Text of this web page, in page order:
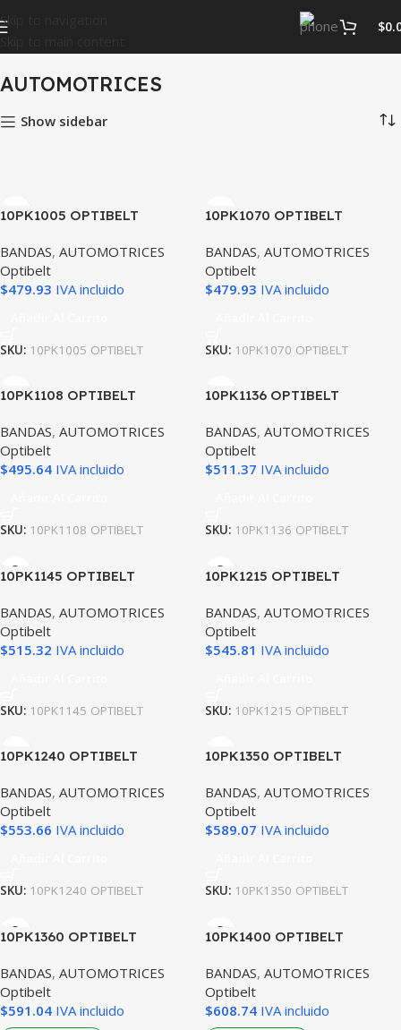
Skip to navigation
$
AUTOMOTRICES
Show sidebar
10PK1005 OPTIBELT
BANDAS, AUTOMOTRICES
Optibelt
$479.93 IVA incluido
SKU: 10PK1005 OPTIBELT
10PK1070 OPTIBELT
BANDAS, AUTOMOTRICES
Optibelt
$479.93 IVA incluido
SKU: 10PK1070 OPTIBELT
10PK1108 OPTIBELT
BANDAS, AUTOMOTRICES
Optibelt
$495.64 IVA incluido
SKU: 10PK1108 OPTIBELT
10PK1136 OPTIBELT
BANDAS, AUTOMOTRICES
Optibelt
$511.37 IVA incluido
SKU: 10PK1136 OPTIBELT
10PK1145 OPTIBELT
BANDAS, AUTOMOTRICES
Optibelt
$515.32 IVA incluido
SKU: 10PK1145 OPTIBELT
10PK1215 OPTIBELT
BANDAS, AUTOMOTRICES
Optibelt
$545.81 IVA incluido
SKU: 10PK1215 OPTIBELT
10PK1240 OPTIBELT
BANDAS, AUTOMOTRICES
Optibelt
$553.66 IVA incluido
SKU: 10PK1240 OPTIBELT
10PK1350 OPTIBELT
BANDAS, AUTOMOTRICES
Optibelt
$589.07 IVA incluido
SKU: 10PK1350 OPTIBELT
10PK1360 OPTIBELT
BANDAS, AUTOMOTRICES
Optibelt
$591.04 IVA incluido
10PK1400 OPTIBELT
BANDAS, AUTOMOTRICES
Optibelt
$608.74 IVA incluido